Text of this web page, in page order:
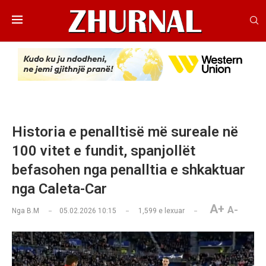
Historia e penalltisë më sureale në
100 vitet e fundit, spanjollët
befasohen nga penalltia e shkaktuar
nga Caleta-Car
Nga B.M 05.02.2026 10:15 1,599 e lexuar A+ A-